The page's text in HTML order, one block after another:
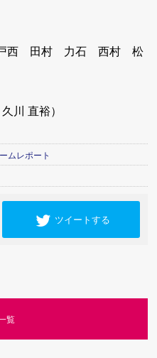
西 田村 力石 西村 松
川 直裕）
ムレポート
ツイートする
覧